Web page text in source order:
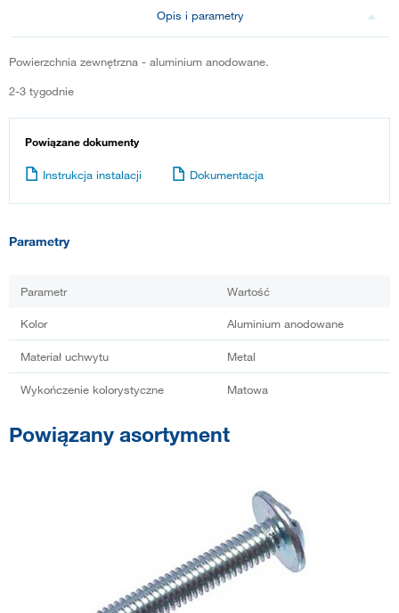
Opis i parametry
Powierzchnia zewnętrzna - aluminium anodowane.
2-3 tygodnie
Powiązane dokumenty
Instrukcja instalacji Dokumentacja
Parametry
Parametr Wartość
Kolor Aluminium anodowane
Materiał uchwytu Metal
Wykończenie kolorystyczne Matowa
Powiązany asortyment